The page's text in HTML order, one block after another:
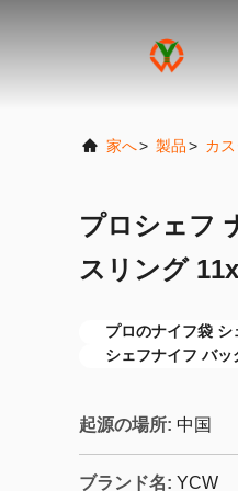
家へ> 製品> カ
プロシェフ
スリング
プロのナイフ袋 シ
シェフナイフ バッ
起源の場所: 中国
ブランド名: YCW